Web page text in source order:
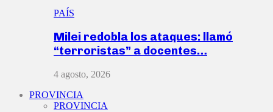
PAÍS
Milei redobla los ataques: llamó
“terroristas” a docentes…
4 agosto, 2026
PROVINCIA
PROVINCIA